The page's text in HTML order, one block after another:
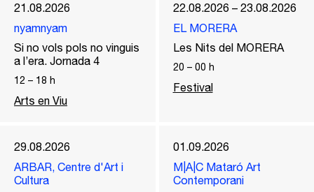
21.08.2026
nyamnyam
Si no vols pols no vinguis
a l’era. Jornada 4
12 – 18 h
Arts en Viu
22.08.2026 – 23.08.2026
EL MORERA
Les Nits del MORERA
20 – 00 h
Festival
29.08.2026
ARBAR, Centre d'Art i
Cultura
01.09.2026
M|A|C Mataró Art
Contemporani